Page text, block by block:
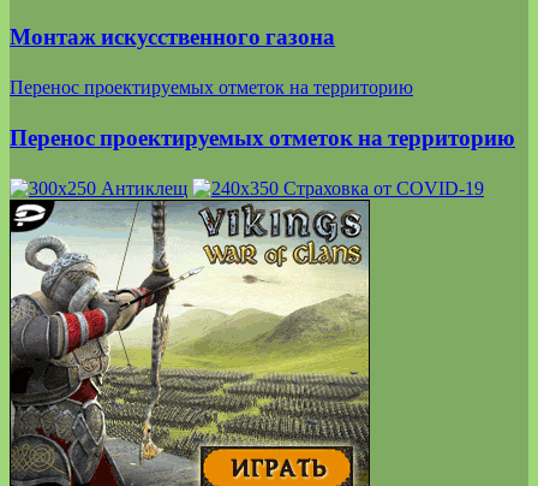
Монтаж искусственного газона
Перенос проектируемых отметок на территорию
Перенос проектируемых отметок на территорию